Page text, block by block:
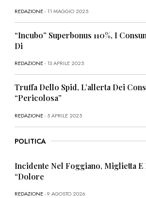
REDAZIONE- 11 MAGGIO 2025
“Incubo” Superbonus 110%, I
Di
REDAZIONE- 13 APRILE 2025
Truffa Dello Spid, L’allerta Dei
“Pericolosa”
REDAZIONE- 5 APRILE 2025
POLITICA
Incidente Nel Foggiano, Miglietta
“Dolore
REDAZIONE- 9 AGOSTO 2026